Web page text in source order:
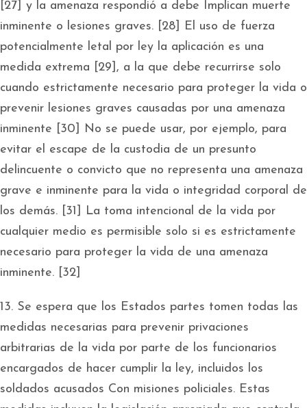
[27] y la amenaza respondió a debe Implican muerte
inminente o lesiones graves. [28] El uso de fuerza
potencialmente letal por ley la aplicación es una
medida extrema [29], a la que debe recurrirse solo
cuando estrictamente necesario para proteger la vida o
prevenir lesiones graves causadas por una amenaza
inminente [30] No se puede usar, por ejemplo, para
evitar el escape de la custodia de un presunto
delincuente o convicto que no representa una amenaza
grave e inminente para la vida o integridad corporal de
los demás. [31] La toma intencional de la vida por
cualquier medio es permisible solo si es estrictamente
necesario para proteger la vida de una amenaza
inminente. [32]
13. Se espera que los Estados partes tomen todas las
medidas necesarias para prevenir privaciones
arbitrarias de la vida por parte de los funcionarios
encargados de hacer cumplir la ley, incluidos los
soldados acusados Con misiones policiales. Estas